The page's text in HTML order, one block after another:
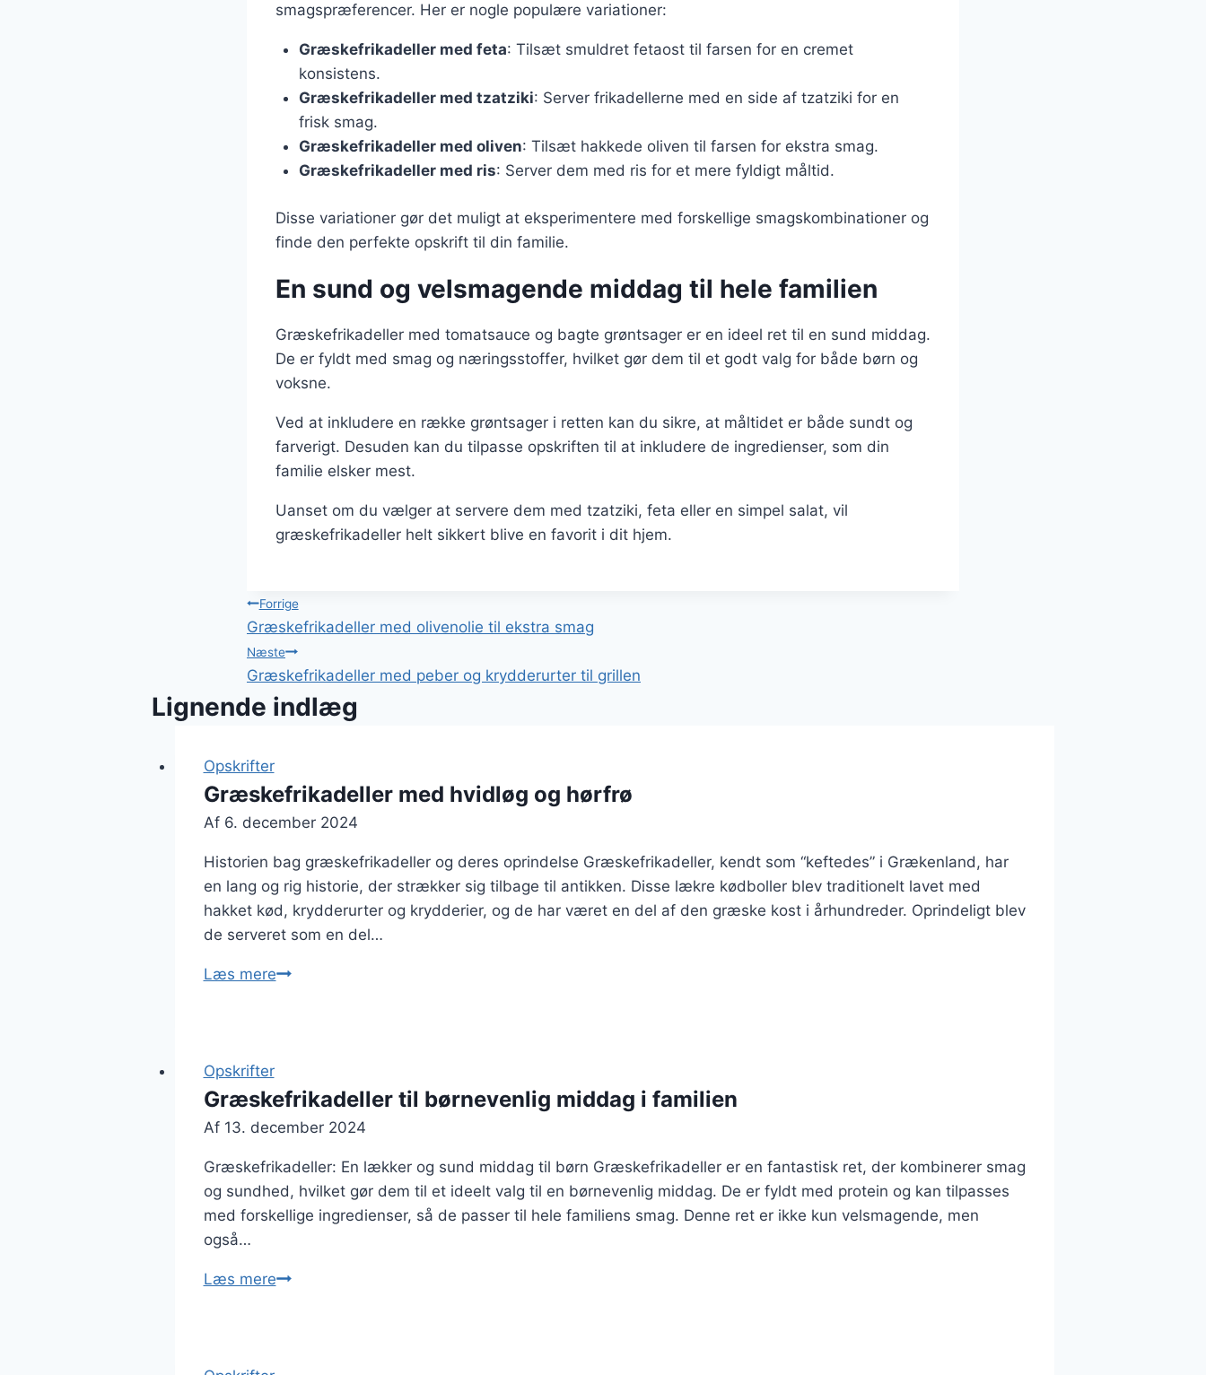
smagspræferencer. Her er nogle populære variationer:
Græskefrikadeller med feta: Tilsæt smuldret fetaost til farsen for en cremet
konsistens.
Græskefrikadeller med tzatziki: Server frikadellerne med en side af tzatziki for en
frisk smag.
Græskefrikadeller med oliven: Tilsæt hakkede oliven til farsen for ekstra smag.
Græskefrikadeller med ris: Server dem med ris for et mere fyldigt måltid.
Disse variationer gør det muligt at eksperimentere med forskellige smagskombinationer og
finde den perfekte opskrift til din familie.
En sund og velsmagende middag til hele familien
Græskefrikadeller med tomatsauce og bagte grøntsager er en ideel ret til en sund middag.
De er fyldt med smag og næringsstoffer, hvilket gør dem til et godt valg for både børn og
voksne.
Ved at inkludere en række grøntsager i retten kan du sikre, at måltidet er både sundt og
farverigt. Desuden kan du tilpasse opskriften til at inkludere de ingredienser, som din
familie elsker mest.
Uanset om du vælger at servere dem med tzatziki, feta eller en simpel salat, vil
græskefrikadeller helt sikkert blive en favorit i dit hjem.
Indlægsnavigation
Forrige
Græskefrikadeller med olivenolie til ekstra smag
Næste
Græskefrikadeller med peber og krydderurter til grillen
Lignende indlæg
Opskrifter
Græskefrikadeller med hvidløg og hørfrø
Af 6. december 2024
Historien bag græskefrikadeller og deres oprindelse Græskefrikadeller, kendt som “keftedes” i Grækenland, har
en lang og rig historie, der strækker sig tilbage til antikken. Disse lækre kødboller blev traditionelt lavet med
hakket kød, krydderurter og krydderier, og de har været en del af den græske kost i århundreder. Oprindeligt blev
de serveret som en del…
Læs mereGræskefrikadeller
Opskrifter
Græskefrikadeller til børnevenlig middag i familien
Af 13. december 2024
Græskefrikadeller: En lækker og sund middag til børn Græskefrikadeller er en fantastisk ret, der kombinerer smag
og sundhed, hvilket gør dem til et ideelt valg til en børnevenlig middag. De er fyldt med protein og kan tilpasses
med forskellige ingredienser, så de passer til hele familiens smag. Denne ret er ikke kun velsmagende, men
også…
Læs mereGræskefrikadeller